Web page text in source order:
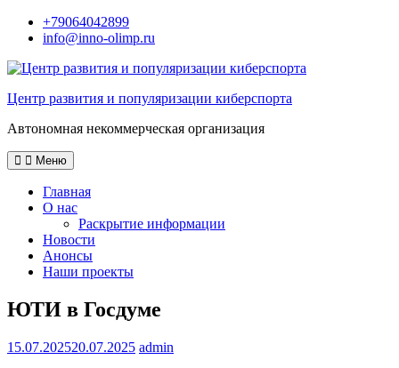
Перейти+79064042899
info@inno-olimp.ru
Центр развития и популяризации киберспорта
Автономная некоммерческая организация
Меню
Главная
О нас
Раскрытие информации
Новости
Анонсы
Наши проекты
ЮТИ в Госдуме
15.07.202520.07.2025 admin